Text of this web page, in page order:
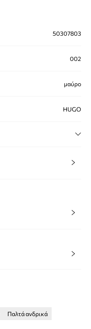
50307803
002
μαύρο
HUGO
Παλτά ανδρικά